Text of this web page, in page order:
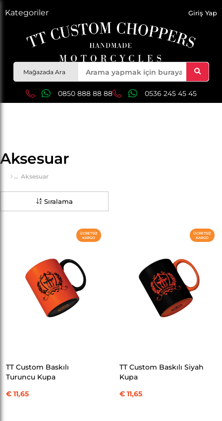
Mağazada Ara
Kategoriler Giriş Yap
0850 888 88 88 0536 245 45 45
Aksesuar
Aksesuar
Sıralama
TT Custom Baskılı
Turuncu Kupa
€ 11,65
ÜCRETSIZ
KARGO
TT Custom Baskılı Siyah
Kupa
€ 11,65
ÜCRETSIZ
KARGO